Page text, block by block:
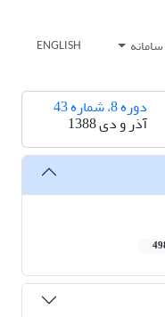
ENGLISH
دوره 8، شماره 43
آذر و دی 1388